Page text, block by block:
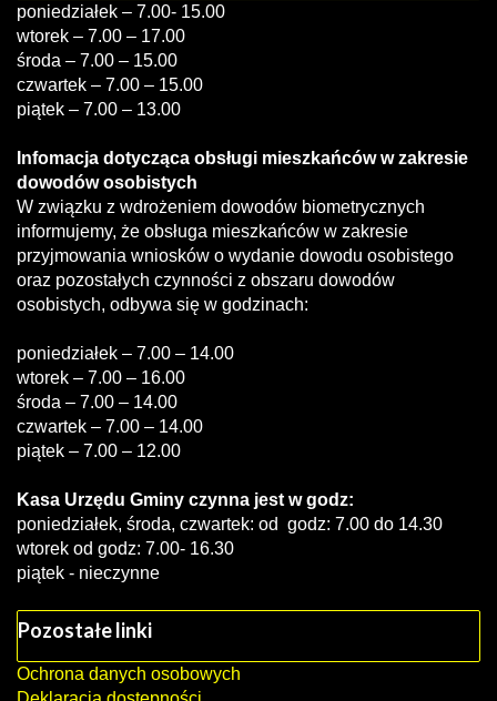
poniedziałek – 7.00- 15.00
wtorek – 7.00 – 17.00
środa – 7.00 – 15.00
czwartek – 7.00 – 15.00
piątek – 7.00 – 13.00
Infomacja dotycząca obsługi mieszkańców w zakresie
dowodów osobistych
W związku z wdrożeniem dowodów biometrycznych
informujemy, że obsługa mieszkańców w zakresie
przyjmowania wniosków o wydanie dowodu osobistego
oraz pozostałych czynności z obszaru dowodów
osobistych, odbywa się w godzinach:
poniedziałek – 7.00 – 14.00
wtorek – 7.00 – 16.00
środa – 7.00 – 14.00
czwartek – 7.00 – 14.00
piątek – 7.00 – 12.00
Kasa Urzędu Gminy czynna jest w godz:
poniedziałek, środa, czwartek: od godz: 7.00 do 14.30
wtorek od godz: 7.00- 16.30
piątek - nieczynne
Pozostałe linki
Ochrona danych osobowych